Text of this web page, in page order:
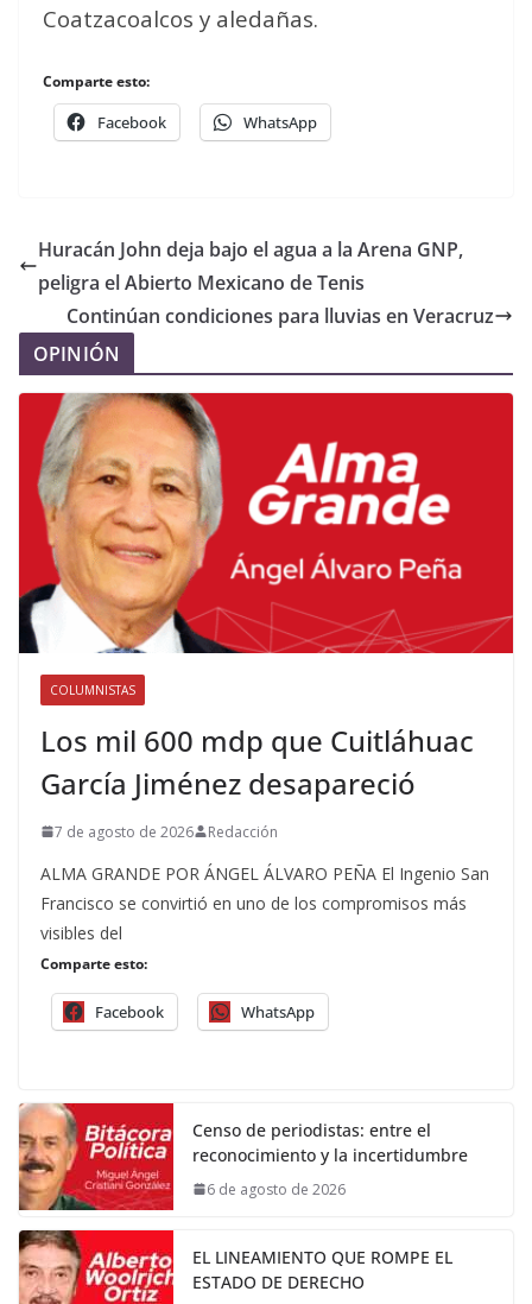
Coatzacoalcos y aledañas.
Comparte esto:
Facebook WhatsApp
Huracán John deja bajo el agua a la Arena GNP,
peligra el Abierto Mexicano de Tenis
Continúan condiciones para lluvias en Veracruz
OPINIÓN
COLUMNISTAS
Los mil 600 mdp que Cuitláhuac
García Jiménez desapareció
7 de agosto de 2026 Redacción
ALMA GRANDE POR ÁNGEL ÁLVARO PEÑA El Ingenio San
Francisco se convirtió en uno de los compromisos más
visibles del
Comparte esto:
Facebook WhatsApp
Censo de periodistas: entre el
reconocimiento y la incertidumbre
6 de agosto de 2026
EL LINEAMIENTO QUE ROMPE EL
ESTADO DE DERECHO